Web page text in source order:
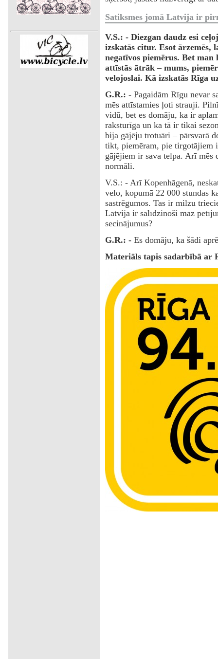
Satiksmes jomā Latvija ir
V.S.: - Diezgan daudz esi
izskatās citur. Esot
negatīvos piemērus. Bet
attīstās ātrāk – mums,
velojoslai. Kā izskatās Rīga
G.R.: - Pagaidām Rīgu nevar
mēs attīstamies ļoti strauji.
vidū, bet es domāju, ka ir
raksturīga un ka tā ir tikai
bija gājēju trotuāri – pārsvarā
tikt, piemēram, pie tirgotājiem
gājējiem ir sava telpa. Arī mēs
normāli.
V.S.: - Arī Kopenhāgenā,
velo, kopumā 22 000 stundas
sastrēgumos. Tas ir milzu
Latvijā ir salīdzinoši maz
secinājumus?
G.R.: - Es domāju, ka šādi
Materiāls tapis sadarbībā ar